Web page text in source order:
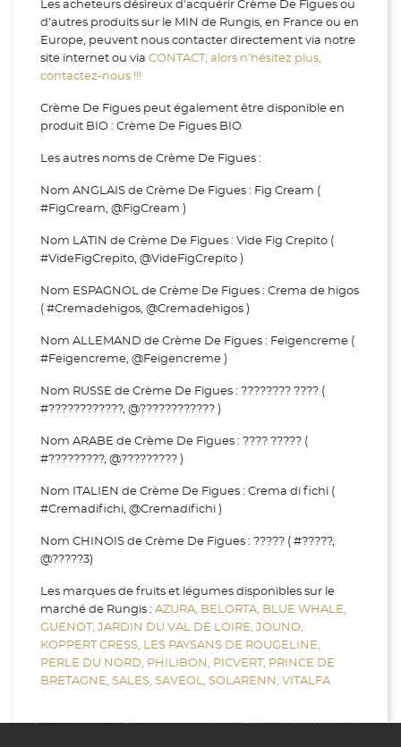
Les acheteurs désireux d'acquérir Crème De Figues ou
d’autres produits sur le MIN de Rungis, en France ou en
Europe, peuvent nous contacter directement via notre
site internet ou via CONTACT, alors n’hésitez plus,
contactez-nous !!!
Crème De Figues peut également être disponible en
produit BIO : Crème De Figues BIO
Les autres noms de Crème De Figues :
Nom ANGLAIS de Crème De Figues : Fig Cream (
#FigCream, @FigCream )
Nom LATIN de Crème De Figues : Vide Fig Crepito (
#VideFigCrepito, @VideFigCrepito )
Nom ESPAGNOL de Crème De Figues : Crema de higos
( #Cremadehigos, @Cremadehigos )
Nom ALLEMAND de Crème De Figues : Feigencreme (
#Feigencreme, @Feigencreme )
Nom RUSSE de Crème De Figues : ???????? ???? (
#????????????, @???????????? )
Nom ARABE de Crème De Figues : ???? ????? (
#?????????, @????????? )
Nom ITALIEN de Crème De Figues : Crema di fichi (
#Cremadifichi, @Cremadifichi )
Nom CHINOIS de Crème De Figues : ????? ( #?????,
@?????3)
Les marques de fruits et légumes disponibles sur le
marché de Rungis : AZURA, BELORTA, BLUE WHALE,
GUENOT, JARDIN DU VAL DE LOIRE, JOUNO,
KOPPERT CRESS, LES PAYSANS DE ROUGELINE,
PERLE DU NORD, PHILIBON, PICVERT, PRINCE DE
BRETAGNE, SALES, SAVEOL, SOLARENN, VITALFA